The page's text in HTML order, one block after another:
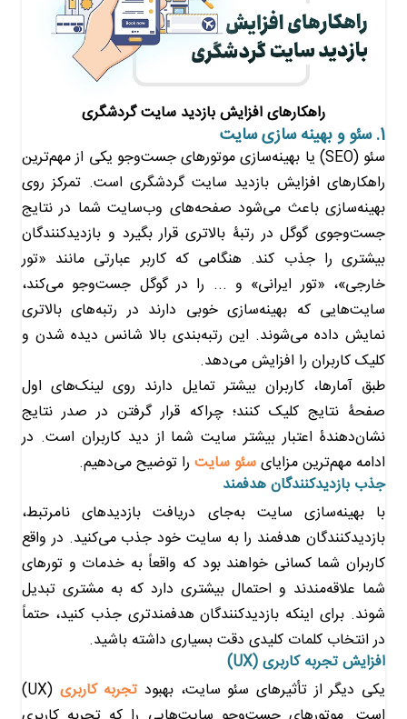
راهکارهای افزایش بازدید سایت‌ گردشگری
1. سئو و بهینه سازی سایت
سئو (SEO) یا بهینه‌سازی موتورهای جست‌وجو یکی از مهم‌ترین
راهکارهای افزایش بازدید سایت‌ گردشگری است. تمرکز روی
بهینه‌سازی باعث می‌شود صفحه‌های وب‌سایت شما در نتایج
جست‌وجوی گوگل در رتبۀ بالاتری قرار بگیرد و بازدیدکنندگان
بیشتری را جذب کند. هنگامی که کاربر عبارتی مانند «تور
خارجی»، «تور ایرانی» و ... را در گوگل جست‌وجو می‌کند،
سایت‌هایی که بهینه‌سازی خوبی دارند در رتبه‌های بالاتری
نمایش داده می‌شوند. این رتبه‌بندی بالا شانس دیده شدن و
کلیک کاربران را افزایش می‌دهد.
طبق آمارها، کاربران بیشتر تمایل دارند روی لینک‌های اول
صفحۀ نتایج کلیک کنند؛ چراکه قرار گرفتن در صدر نتایج
نشان‌دهندۀ اعتبار بیشتر سایت شما از دید کاربران است. در
ادامه مهم‌ترین مزایایسئو سایت را توضیح می‌دهیم.
جذب بازدیدکنندگان هدفمند
با بهینه‌سازی سایت به‌جای دریافت بازدیدهای نامرتبط،
بازدیدکنندگان هدفمند را به سایت خود جذب می‌کنید. در واقع
کاربران شما کسانی خواهند بود که واقعاً به خدمات و تورهای
شما علاقه‌مندند و احتمال بیشتری دارد که به مشتری تبدیل
شوند. برای اینکه بازدیدکنندگان هدفمندتری جذب کنید، حتماً
در انتخاب کلمات کلیدی دقت بسیاری داشته باشید.
افزایش تجربه کاربری (UX)
یکی دیگر از تأثیرهای سئو سایت، بهبود تجربه کاربری
(UX)